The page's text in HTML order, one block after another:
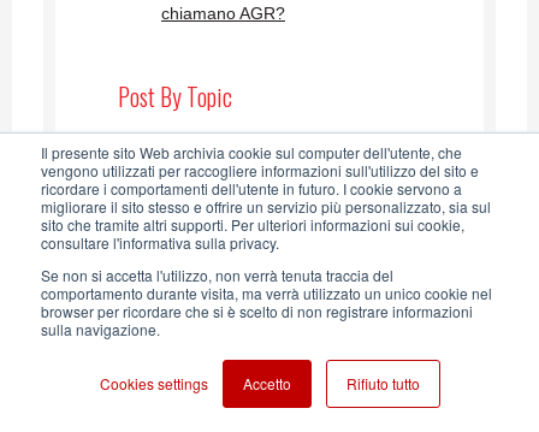
Il presente sito Web archivia cookie sul computer dell'utente, che
vengono utilizzati per raccogliere informazioni sull'utilizzo del sito e
ricordare i comportamenti dell'utente in futuro. I cookie servono a
migliorare il sito stesso e offrire un servizio più personalizzato, sia sul
sito che tramite altri supporti. Per ulteriori informazioni sui cookie,
consultare l'informativa sulla privacy.
Se non si accetta l'utilizzo, non verrà tenuta traccia del
comportamento durante visita, ma verrà utilizzato un unico cookie nel
browser per ricordare che si è scelto di non registrare informazioni
sulla navigazione.
Cookies settings Accetto Rifiuto tutto
chiamano AGR?
Post By Topic
SAP GRC
audit sap
fiori launchpad
pfcg
Visualizza tutti
SAP Security Blog AGLEA RSS